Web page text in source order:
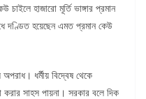
হাজারো মূর্তি ভাঙ্গার প্রমান
দণ্ডিত হয়েছেন এমত প্রমান কেউ
অপরাধ। ধর্মীয় বিদ্বেষ থেকে
করার সাহস পায়না। সরকার বলে দিক